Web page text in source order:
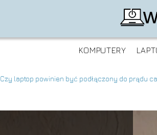
KOMPUTERY
Czy laptop powinien być podłączony do prądu